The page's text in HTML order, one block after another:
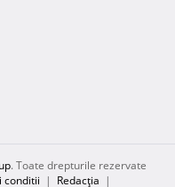
. Toate drepturile rezervate
conditii | Redacţia |